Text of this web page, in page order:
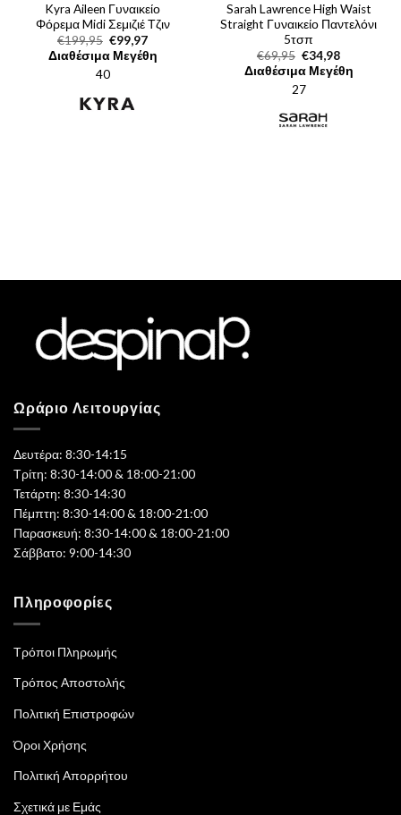
Kyra Aileen Γυναικείο
Φόρεμα Midi Σεμιζιέ Τζιν
€199,95 Original
price
was:
€199,95.
€99,97Η
τρέχουσα
τιμή
Διαθέσιμα Μεγέθη
40
Sarah Lawrence High Waist
Straight Γυναικείο Παντελόνι
5τσπ
€69,95 Original
price
was:
€69,95.
€34,98Η
τρέχουσα
τιμή
Διαθέσιμα Μεγέθη
27
Ωράριο Λειτουργίας
Δευτέρα: 8:30-14:15
Τρίτη: 8:30-14:00 & 18:00-21:00
Τετάρτη: 8:30-14:30
Πέμπτη: 8:30-14:00 & 18:00-21:00
Παρασκευή: 8:30-14:00 & 18:00-21:00
Σάββατο: 9:00-14:30
Πληροφορίες
Τρόποι Πληρωμής
Τρόπος Αποστολής
Πολιτική Επιστροφών
Όροι Χρήσης
Πολιτική Απορρήτου
Σχετικά με Εμάς